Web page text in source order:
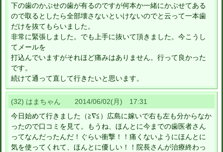
下の歯のかぶせの歯が有るのですが何本か一緒にかぶせてある
ので取るとしたら全部壊さないといけないのでと云って一本歯
だけを抜てもらいました。
非常に緊張しました。でも上手に抜いて頂きました。今こうし
てメールを
打込んでいますがそれほど痛みはありません。行って良かった
です。
続けて通って直して行きたいと思います。
(32) はまちゃん 2014/06/02(月) 17:31
今日始めて行きました（≧∇≦）広島に嫁いで右も左も分からなか
ったので口コミを見て。もうね、ほんとに今までの歯医者さん
ってなんだったんだ！ぐらい衝撃！！痛くないようにほんとに
気を使ってくれて、ほんとに優しい！！院長さんが治療終わっ